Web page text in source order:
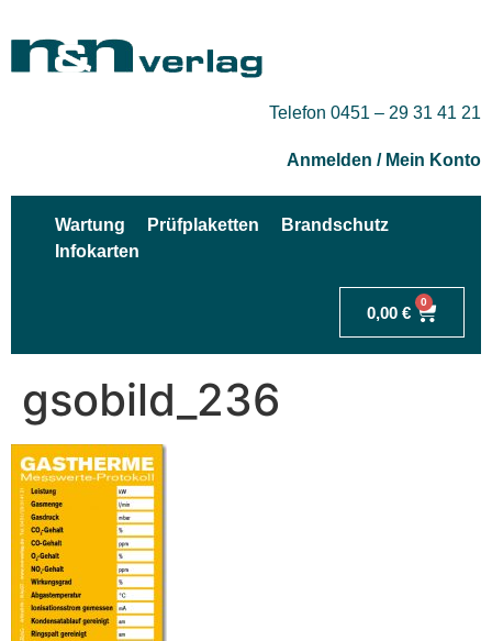
Telefon 0451 – 29 31 41 21
Anmelden / Mein Konto
Wartung Prüfplaketten
Brandschutz
Infokarten
0,00 €
0
gsobild_236